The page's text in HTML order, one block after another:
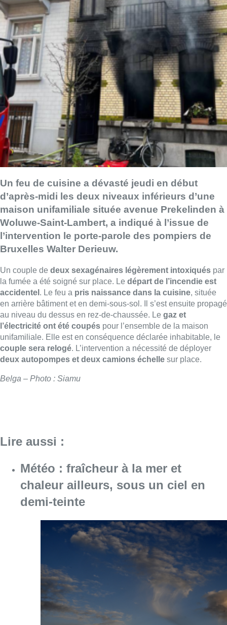
Un feu de cuisine a dévasté jeudi en début
d’après-midi les deux niveaux inférieurs d’une
maison unifamiliale située avenue Prekelinden à
Woluwe-Saint-Lambert, a indiqué à l’issue de
l’intervention le porte-parole des pompiers de
Bruxelles Walter Derieuw.
Un couple de deux sexagénaires légèrement intoxiqués par
la fumée a été soigné sur place. Le départ de l’incendie est
accidentel . Le feu a pris naissance dans la cuisine, située
en arrière bâtiment et en demi-sous-sol. Il s’est ensuite propagé
au niveau du dessus en rez-de-chaussée. Le gaz et
l’électricité ont été coupés pour l’ensemble de la maison
unifamiliale. Elle est en conséquence déclarée inhabitable, le
couple sera relogé. L’intervention a nécessité de déployer
deux autopompes et deux camions échelle sur place.
Belga – Photo : Siamu
Lire aussi :
Météo : fraîcheur à la mer et
chaleur ailleurs, sous un ciel en
demi-teinte